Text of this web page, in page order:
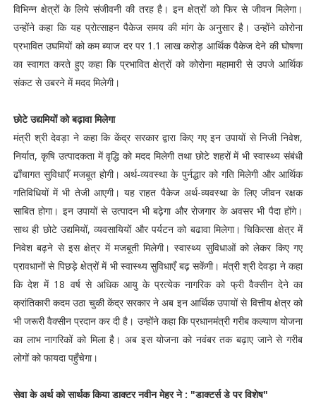
विभिन्न क्षेत्रों के लिये संजीवनी की तरह है। इन क्षेत्रों को फिर से जीवन मिलेगा।
उन्होंने कहा कि यह प्रोत्साहन पैकेज समय की मांग के अनुसार है। उन्होंने कोरोना
प्रभावित उघमियों को कम ब्याज दर पर 1.1 लाख करोड़ आर्थिक पैकेज देने की घोषणा
का स्वागत करते हुए कहा कि प्रभावित क्षेत्रों को कोरोना महामारी से उपजे आर्थिक
संकट से उबरने में मदद मिलेगी।
छोटे उद्यमियों को बढ़ावा मिलेगा
मंत्री श्री देवड़ा ने कहा कि केंद्र सरकार द्वारा किए गए इन उपायों से निजी निवेश,
निर्यात, कृषि उत्पादकता में वृद्धि को मदद मिलेगी तथा छोटे शहरों में भी स्वास्थ्य संबंधी
ढाँचागत सुविधाएँ मजबूत होगी। अर्थ-व्यवस्था के पुर्नद्धार को गति मिलेगी और आर्थिक
गतिविधियों में भी तेजी आएगी। यह राहत पैकेज अर्थ-व्यवस्था के लिए जीवन रक्षक
साबित होगा। इन उपायों से उत्पादन भी बढ़ेगा और रोजगार के अवसर भी पैदा होंगे।
साथ ही छोटे उद्यमियों, व्यवसायियों और पर्यटन को बढावा मिलेगा। चिकित्सा क्षेत्र में
निवेश बढ़ने से इस क्षेत्र में मजबूती मिलेगी। स्वास्थ्य सुविधाओं को लेकर किए गए
प्रावधानों से पिछड़े क्षेत्रों में भी स्वास्थ्य सुविधाएँ बढ़ सकेंगी। मंत्री श्री देवड़ा ने कहा
कि देश में 18 वर्ष से अधिक आयु के प्रत्येक नागरिक को फ्री वैक्सीन देने का
क्रांतिकारी कदम उठा चुकी केंद्र सरकार ने अब इन आर्थिक उपायों से वित्तीय क्षेत्र को
भी जरूरी वैक्सीन प्रदान कर दी है। उन्होंने कहा कि प्रधानमंत्री गरीब कल्याण योजना
का लाभ नागरिकों को मिला है। अब इस योजना को नवंबर तक बढ़ाए जाने से गरीब
लोगों को फायदा पहुँचेगा।
सेवा के अर्थ को सार्थक किया डाक्टर नवीन मेहर ने : "डाक्टर्स डे पर विशेष"